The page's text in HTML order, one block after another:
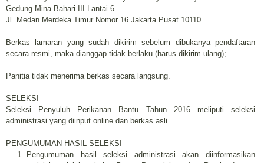
Gedung Mina Bahari III Lantai 6
Jl. Medan Merdeka Timur Nomor 16 Jakarta Pusat 10110
Berkas lamaran yang sudah dikirim sebelum dibukanya pendaftaran
secara resmi, maka dianggap tidak berlaku (harus dikirim ulang);
Panitia tidak menerima berkas secara langsung.
SELEKSI
Seleksi Penyuluh Perikanan Bantu Tahun 2016 meliputi seleksi
administrasi yang diinput online dan berkas asli.
PENGUMUMAN HASIL SELEKSI
Pengumuman hasil seleksi administrasi akan diinformasikan